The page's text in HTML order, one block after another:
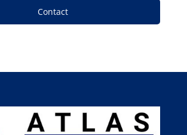
Contact